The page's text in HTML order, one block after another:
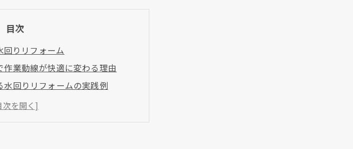
目次
回りリフォーム
作業動線が快適に変わる理由
水回りリフォームの実践例
水回りリフォームのメリット
もたらす時短効果とは何か